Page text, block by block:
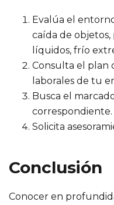
Evalúa el
caída de
líquidos, frío
Consulta el plan
laborales de tu
Busca el
correspondiente.
Solicita
Conclusión
Conocer en